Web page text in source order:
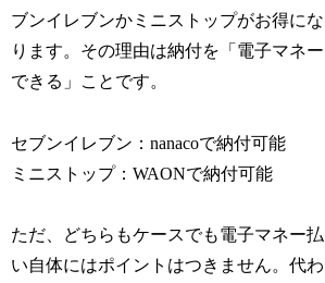
ブンイレブンかミニストップがお得にな
ります。その理由は納付を「電子マネー
できる」ことです。
セブンイレブン：nanacoで納付可能
ミニストップ：WAONで納付可能
ただ、どちらもケースでも電子マネー払
い自体にはポイントはつきません。代わ